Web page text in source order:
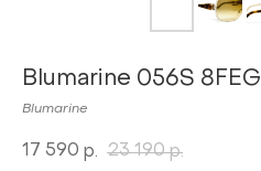
Blumarine 056S 8FEG
Blumarine
17 590 р. 23 190 р.